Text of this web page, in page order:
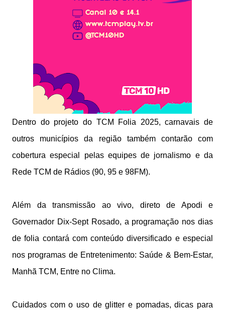
Dentro do projeto do TCM Folia 2025, carnavais de
outros municípios da região também contarão com
cobertura especial pelas equipes de jornalismo e da
Rede TCM de Rádios (90, 95 e 98FM).
Além da transmissão ao vivo, direto de Apodi e
Governador Dix-Sept Rosado, a programação nos dias
de folia contará com conteúdo diversificado e especial
nos programas de Entretenimento: Saúde & Bem-Estar,
Manhã TCM, Entre no Clima.
Cuidados com o uso de glitter e pomadas, dicas para